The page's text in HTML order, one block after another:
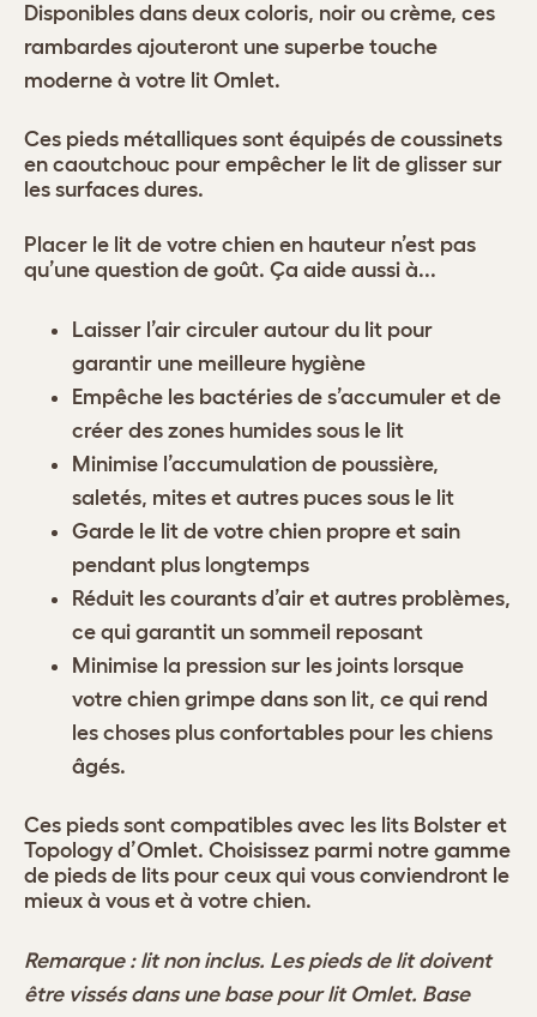
Disponibles dans deux coloris, noir ou crème, ces
rambardes ajouteront une superbe touche
moderne à votre lit Omlet.
Ces pieds métalliques sont équipés de coussinets
en caoutchouc pour empêcher le lit de glisser sur
les surfaces dures.
Placer le lit de votre chien en hauteur n’est pas
qu’une question de goût. Ça aide aussi à...
Laisser l’air circuler autour du lit pour
garantir une meilleure hygiène
Empêche les bactéries de s’accumuler et de
créer des zones humides sous le lit
Minimise l’accumulation de poussière,
saletés, mites et autres puces sous le lit
Garde le lit de votre chien propre et sain
pendant plus longtemps
Réduit les courants d’air et autres problèmes,
ce qui garantit un sommeil reposant
Minimise la pression sur les joints lorsque
votre chien grimpe dans son lit, ce qui rend
les choses plus confortables pour les chiens
âgés.
Ces pieds sont compatibles avec les lits Bolster et
Topology d’Omlet. Choisissez parmi notre gamme
de pieds de lits pour ceux qui vous conviendront le
mieux à vous et à votre chien.
Remarque : lit non inclus. Les pieds de lit doivent
être vissés dans une base pour lit Omlet. Base